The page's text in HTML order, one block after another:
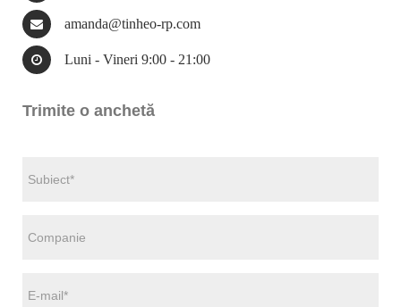
amanda@tinheo-rp.com
Luni - Vineri 9:00 - 21:00
Trimite o anchetă